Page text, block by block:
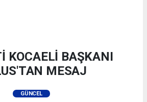
KOCAELİ BAŞKANI
MESAJ
GÜNCEL